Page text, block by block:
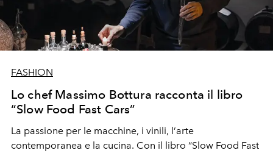
FASHION
Lo chef Massimo Bottura racconta il libro
“Slow Food Fast Cars”
La passione per le macchine, i vinili, l’arte
contemporanea e la cucina. Con il libro “Slow Food Fast